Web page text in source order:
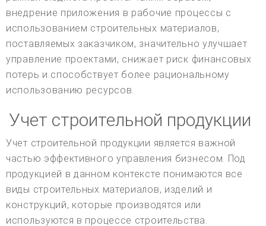
внедрение приложения в рабочие процессы с
использованием строительных материалов,
поставляемых заказчиком, значительно улучшает
управление проектами, снижает риск финансовых
потерь и способствует более рациональному
использованию ресурсов.
Учет строительной продукции
Учет строительной продукции является важной
частью эффективного управления бизнесом. Под
продукцией в данном контексте понимаются все
виды строительных материалов, изделий и
конструкций, которые производятся или
используются в процессе строительства.